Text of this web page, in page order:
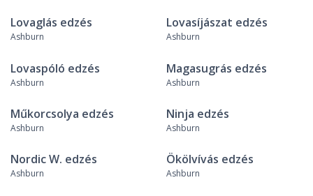
Lovaglás edzés
Ashburn
Lovasíjászat edzés
Ashburn
Lovaspóló edzés
Ashburn
Magasugrás edzés
Ashburn
Műkorcsolya edzés
Ashburn
Ninja edzés
Ashburn
Nordic W. edzés
Ashburn
Ökölvívás edzés
Ashburn